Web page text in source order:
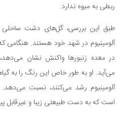
ربطی به میوه ندارد.
طبق این بررسی، گل‌های دشت ساحلی
آلومینیوم در شهد خود هستند. هنگامی
در معده زنبورها واکنش نشان
می‌آید. او به طور خاص این رنگ را به
آلومینیوم رشد می‌کنند، نسبت
است که به دست طبیعتی زیبا و